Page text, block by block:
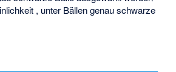
, unter Bällen genauschwarze